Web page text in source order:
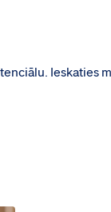
Ieskaties